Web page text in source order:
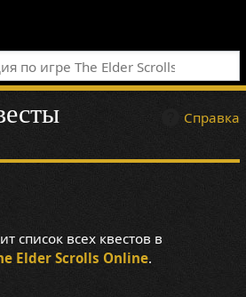
Справка
список всех квестов в
Elder Scrolls Online.